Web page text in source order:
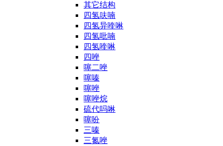
其它结构
四氢呋喃
四氢异喹啉
四氢吡喃
四氢喹啉
四唑
噻二唑
噻嗪
噻唑
噻唑烷
硫代吗啉
噻吩
三嗪
三氮唑